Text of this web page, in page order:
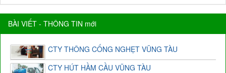
chất lượng hài long quý...
BÀI VIẾT - THÔNG TIN mới
CTY THÔNG CỐNG NGHẸT VŨNG TÀU
CTY HÚT HẦM CẦU VŨNG TÀU